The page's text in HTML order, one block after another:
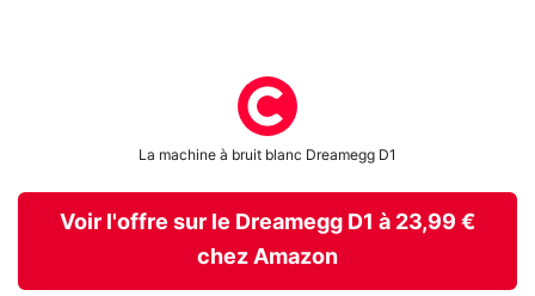
La machine à bruit blanc Dreamegg D1
Voir l'offre sur le Dreamegg D1 à 23,99 €
chez Amazon